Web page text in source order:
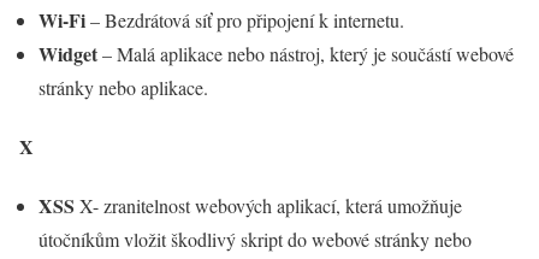
Wi-Fi– Bezdrátová síť pro připojení k internetu.
Widget– Malá aplikace nebo nástroj, který je součástí webové
stránky nebo aplikace.
X
XSS X- zranitelnost webových aplikací, která umožňuje
útočníkům vložit škodlivý skript do webové stránky nebo